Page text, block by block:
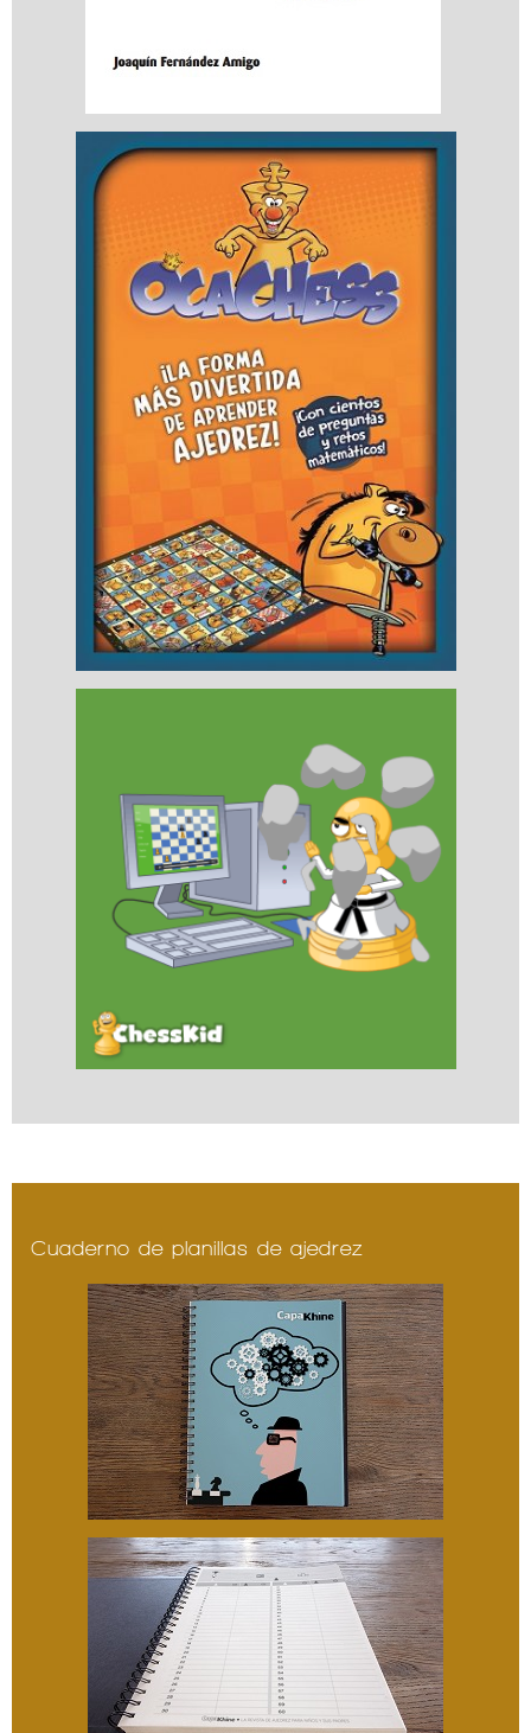
Cuaderno de planillas de ajedrez